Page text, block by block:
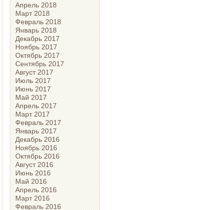
Апрель 2018
Март 2018
Февраль 2018
Январь 2018
Декабрь 2017
Ноябрь 2017
Октябрь 2017
Сентябрь 2017
Август 2017
Июль 2017
Июнь 2017
Май 2017
Апрель 2017
Март 2017
Февраль 2017
Январь 2017
Декабрь 2016
Ноябрь 2016
Октябрь 2016
Август 2016
Июнь 2016
Май 2016
Апрель 2016
Март 2016
Февраль 2016